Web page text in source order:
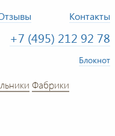
Контакты
+7 (495) 212 92 78
Блокнот
Фабрики